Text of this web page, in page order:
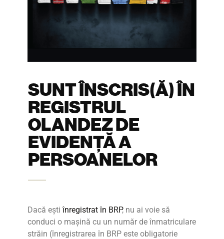
SUNT ÎNSCRIS(Ă) ÎN
REGISTRUL
OLANDEZ DE
EVIDENȚĂ A
PERSOANELOR
Dacă eștiînregistrat în BRP, nu ai voie să
conduci o mașină cu un număr de înmatriculare
străin (înregistrarea în BRP este obligatorie